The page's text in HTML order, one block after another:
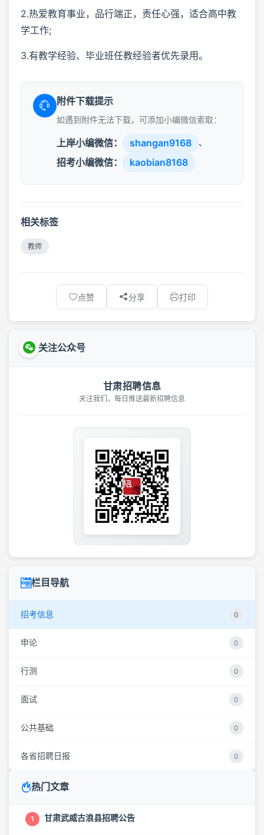
2.热爱教育事业，品行端正，责任心强，适合高中教
学工作;
3.有教学经验、毕业班任教经验者优先录用。
附件下载提示
如遇到附件无法下载，可添加小编微信索取：
上岸小编微信： shangan9168 、
招考小编微信： kaobian8168
相关标签
教师
点赞 分享 打印
关注公众号
甘肃招聘信息
关注我们，每日推送最新招聘信息
栏目导航
招考信息 0
申论 0
行测 0
面试 0
公共基础 0
各省招聘日报 0
热门文章
1 甘肃武威古浪县招聘公告